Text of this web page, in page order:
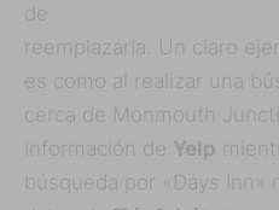
de complemento a la
reemplazarla. Un claro
es como al realizar una
cerca de Monmouth
información de Yelp
búsqueda por «Days